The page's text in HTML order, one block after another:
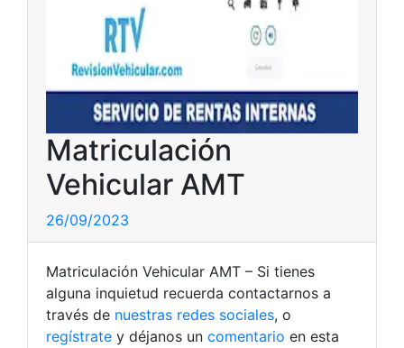
Matriculación
Vehicular AMT
26/09/2023
Matriculación Vehicular AMT – Si tienes
alguna inquietud recuerda contactarnos a
través de nuestras redes sociales, o
regístrate y déjanos un comentario en esta